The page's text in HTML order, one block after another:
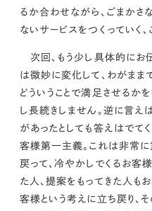
るか合わせながら、ごまかさ
ないサービスをつくっていく
次回、もう少し具体的にお
は微妙に変化して、わがまま
どういうことで満足させるか
し長続きしません。逆に言え
があったとしても答えは でて
客様第一主義。これは非常
戻って、冷やかしでくるお客
た人、提案をもってきた人も
客様という考えに立ち戻り、